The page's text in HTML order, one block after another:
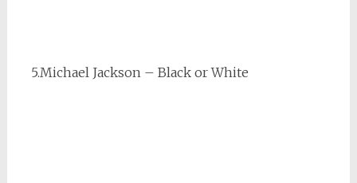
5.Michael Jackson – Black or White